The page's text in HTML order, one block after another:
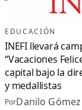
EDUCACIÓN
INEFI llevará
“Vacaciones
capital bajo la
y medallistas
PorDanilo